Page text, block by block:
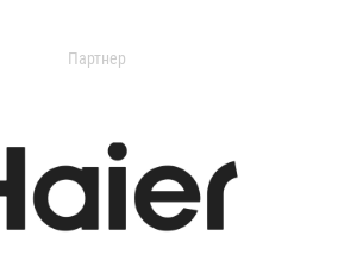
Партнер